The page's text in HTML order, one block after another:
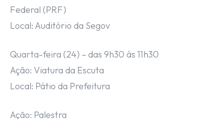
Federal (PRF)
Local: Auditório da Segov
Quarta-feira (24) – das 9h30 às 11h30
Ação: Viatura da Escuta
Local: Pátio da Prefeitura
Ação: Palestra